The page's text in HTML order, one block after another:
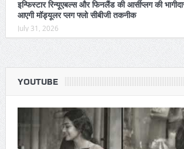
इन्फिस्टार रिन्यूएबल्स और फिनलैंड की आर्सीप्लग की
आएगी मॉड्यूलर प्लग फ्लो सीबीजी तकनीक
July 31, 2026
YOUTUBE